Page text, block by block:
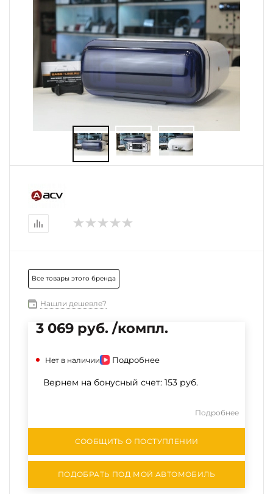
Все товары этого бренда
Нашли дешевле?
3 069 руб. /компл.
Нет в наличии Подробнее
Вернем на бонусный счет: 153 руб.
Подробнее
СООБЩИТЬ О ПОСТУПЛЕНИИ
ПОДОБРАТЬ ПОД МОЙ АВТОМОБИЛЬ